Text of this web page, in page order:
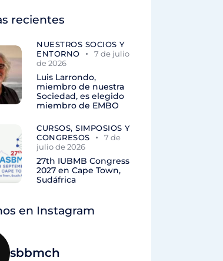
recientes
NUESTROS SOCIOS Y
ENTORNO
7 de julio
de 2026
Luis Larrondo,
miembro de nuestra
Sociedad, es elegido
miembro de EMBO
CURSOS, SIMPOSIOS Y
CONGRESOS
7 de
julio de 2026
27th IUBMB Congress
2027 en Cape Town,
Sudáfrica
en Instagram
sbbmch